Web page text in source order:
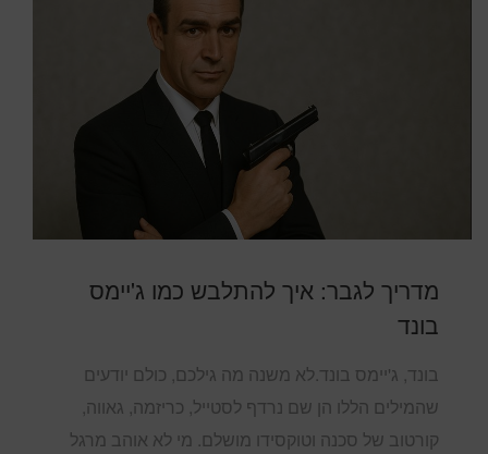
מדריך לגבר: איך להתלבש כמו ג'יימס
בונד
בונד, ג'יימס בונד.לא משנה מה גילכם, כולם יודעים
שהמילים הללו הן שם נרדף לסטייל, כריזמה, גאווה,
קורטוב של סכנה וטוקסידו מושלם. מי לא אוהב מרגל